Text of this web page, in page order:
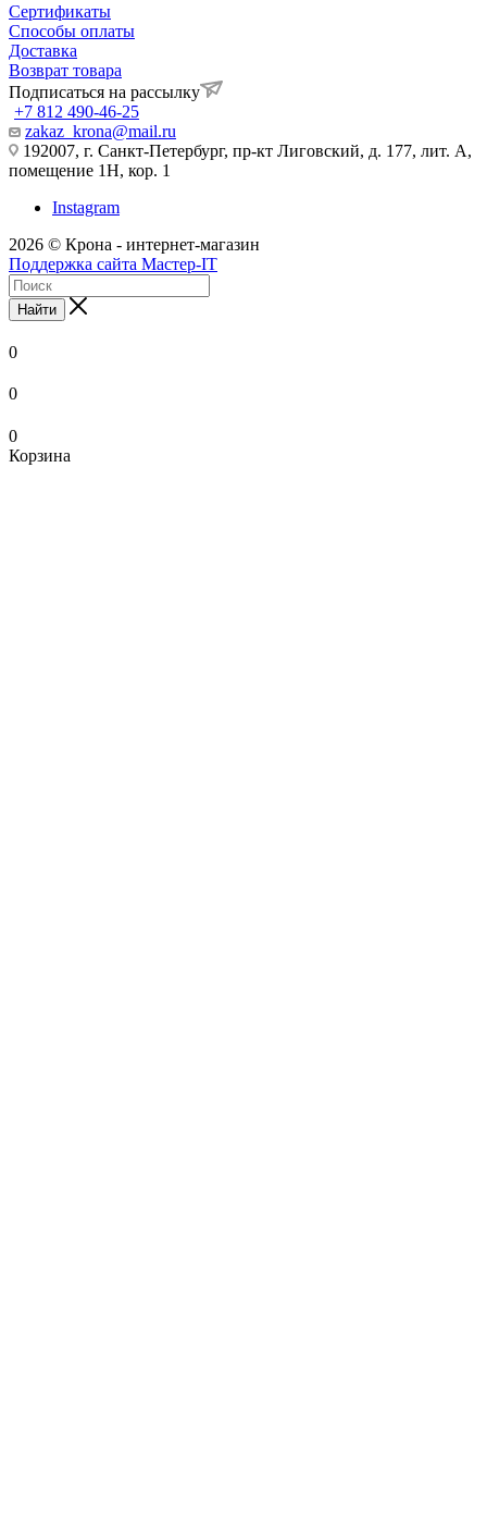
Сертификаты
Способы оплаты
Доставка
Возврат товара
Подписаться на рассылку
+7 812 490-46-25
zakaz_krona@mail.ru
192007, г. Санкт-Петербург, пр-кт Лиговский, д. 177, лит. А,
помещение 1Н, кор. 1
Instagram
2026 © Крона - интернет-магазин
Поддержка сайта Мастер-IT
Найти
0
0
0
Корзина